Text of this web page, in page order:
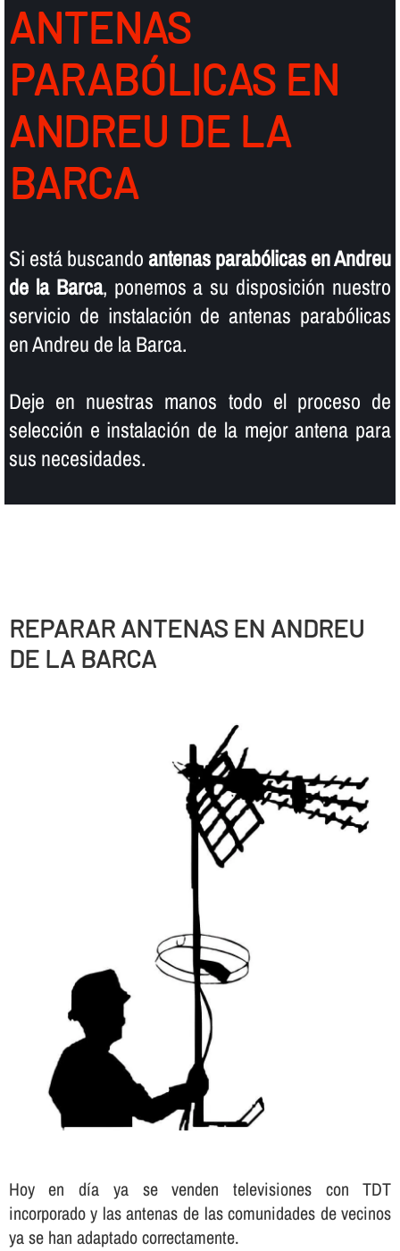
ANTENAS
PARABÓLICAS EN
ANDREU DE LA
BARCA
Si está buscandoantenas parabólicas en Andreu
de la Barca, ponemos a su disposición nuestro
servicio de instalación de antenas parabólicas
en Andreu de la Barca.
Deje en nuestras manos todo el proceso de
selección e instalación de la mejor antena para
sus necesidades.
REPARAR ANTENAS EN ANDREU
DE LA BARCA
Hoy en dí­a ya se venden televisiones con TDT
incorporado y las antenas de las comunidades de vecinos
ya se han adaptado correctamente.